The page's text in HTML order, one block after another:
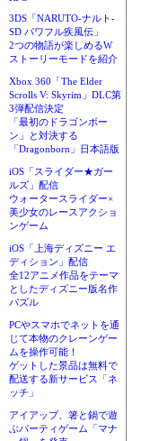
3DS「NARUTO-ナルト-
SD パワフル疾風伝」
2つの物語が楽しめるW
ストーリーモードを紹介
Xbox 360「The Elder
Scrolls V: Skyrim」DLC第
3弾配信決定
「最初のドラゴンボー
ン」と対決する
「Dragonborn」日本語版
iOS「スライダー★ガー
ルズ」配信
ウォータースライダー×
美少女のレースアクショ
ンゲーム
iOS「上海ディズニー エ
ディション」配信
全12アニメ作品をテーマ
としたディズニー版名作
パズル
PCやスマホでネットを通
じて本物のクレーンゲー
ムを操作可能！
ゲットした景品は無料で
配送する新サービス「ネ
ッチ」
アイアップ、箸と鍋で遊
ぶパーティゲーム「マナ